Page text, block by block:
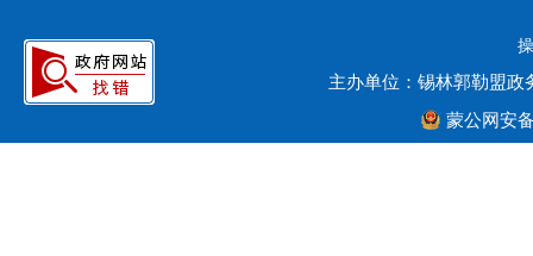
主办单位：锡林郭勒盟政
蒙公网安